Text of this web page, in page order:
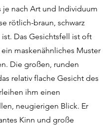
je nach Art und Individuum
rötlich-braun, schwarz
Das Gesichtsfell ist oft
maskenähnliches Muster
Die großen, runden
relativ flache Gesicht des
ihm einen
neugierigen Blick. Er
Kinn und große